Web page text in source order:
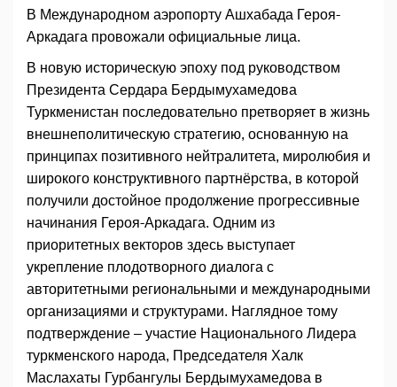
В Международном аэропорту Ашхабада Героя-
Аркадага провожали официальные лица.
В новую историческую эпоху под руководством
Президента Сердара Бердымухамедова
Туркменистан последовательно претворяет в жизнь
внешнеполитическую стратегию, основанную на
принципах позитивного нейтралитета, миролюбия и
широкого конструктивного партнёрства, в которой
получили достойное продолжение прогрессивные
начинания Героя-Аркадага. Одним из
приоритетных векторов здесь выступает
укрепление плодотворного диалога с
авторитетными региональными и международными
организациями и структурами. Наглядное тому
подтверждение – участие Национального Лидера
туркменского народа, Председателя Халк
Маслахаты Гурбангулы Бердымухамедова в